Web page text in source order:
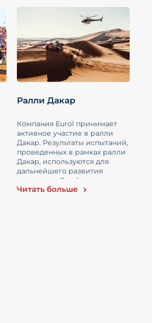
Ралли Дакар
Компания Eurol принимает
активное участие в ралли
Дакар. Результаты испытаний,
проведенных в рамках ралли
Дакар, используются для
дальнейшего развития
продукции Eurol в различных
отраслях.
Читать больше